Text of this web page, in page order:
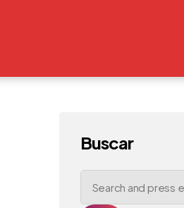
Buscar
Search
for: